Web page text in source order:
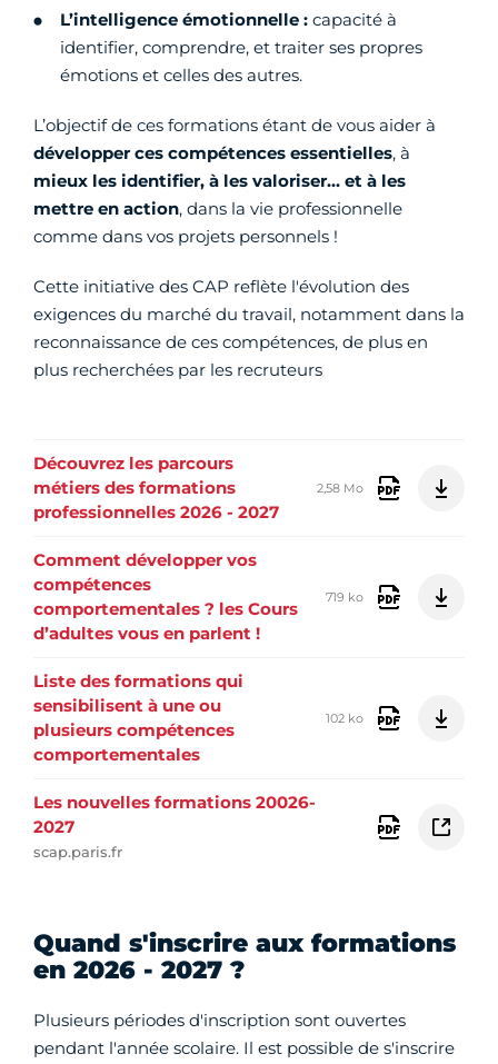
L’intelligence émotionnelle : capacité à
identifier, comprendre, et traiter ses propres
émotions et celles des autres.
L’objectif de ces formations étant de vous aider à
développer ces compétences essentielles, à
mieux les identifier, à les valoriser… et à les
mettre en action, dans la vie professionnelle
comme dans vos projets personnels !
Cette initiative des CAP reflète l'évolution des
exigences du marché du travail, notamment dans la
reconnaissance de ces compétences, de plus en
plus recherchées par les recruteurs
Découvrez les parcours
métiers des formations
professionnelles 2026 - 2027
2,58 Mo
Comment développer vos
compétences
comportementales ? les Cours
d’adultes vous en parlent !
719 ko
Liste des formations qui
sensibilisent à une ou
plusieurs compétences
comportementales
102 ko
Les nouvelles formations 20026-
2027
scap.paris.fr
Quand s'inscrire aux formations
en 2026 - 2027 ?
Plusieurs périodes d'inscription sont ouvertes
pendant l'année scolaire. Il est possible de s'inscrire